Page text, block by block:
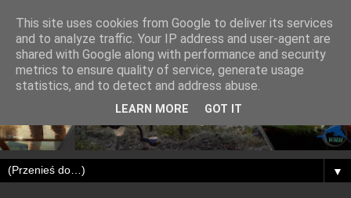
▼
This site uses cookies from Google to deliver its services
and to analyze traffic. Your IP address and user-agent are
shared with Google along with performance and security
metrics to ensure quality of service, generate usage
statistics, and to detect and address abuse.
LEARN MORE GOT IT